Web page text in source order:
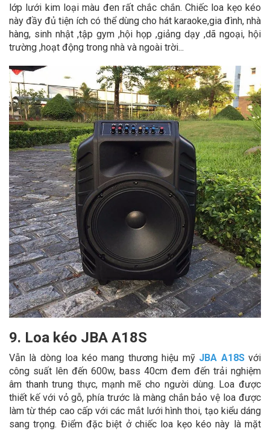
lớp lưới kim loại màu đen rất chắc chắn. Chiếc loa kẹo kéo
này đầy đủ tiện ích có thể dùng cho hát karaoke,gia đình, nhà
hàng, sinh nhật ,tập gym ,hội họp ,giảng dạy ,dã ngoại, hội
trường ,hoạt động trong nhà và ngoài trời...
9. Loa kéo JBA A18S
Vẫn là dòng loa kéo mang thương hiệu mỹ JBA A18S với
công suất lên đến 600w, bass 40cm đem đến trải nghiệm
âm thanh trung thực, mạnh mẽ cho người dùng. Loa được
thiết kế với vỏ gỗ, phía trước là màng chắn bảo vệ loa được
làm từ thép cao cấp với các mắt lưới hình thoi, tạo kiểu dáng
sang trọng. Điểm đặc biệt ở chiếc loa kẹo kéo này là mặt